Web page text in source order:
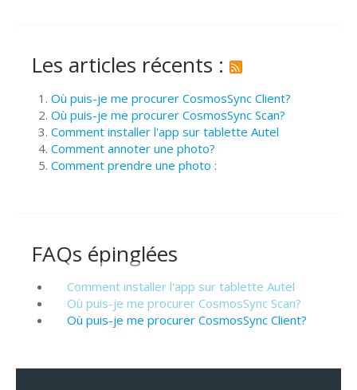
Les articles récents :
Où puis-je me procurer CosmosSync Client?
Où puis-je me procurer CosmosSync Scan?
Comment installer l'app sur tablette Autel
Comment annoter une photo?
Comment prendre une photo :
FAQs épinglées
Comment installer l'app sur tablette Autel
Où puis-je me procurer CosmosSync Scan?
Où puis-je me procurer CosmosSync Client?